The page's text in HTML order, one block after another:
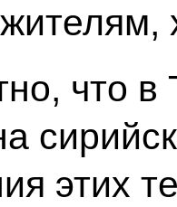
что
этих